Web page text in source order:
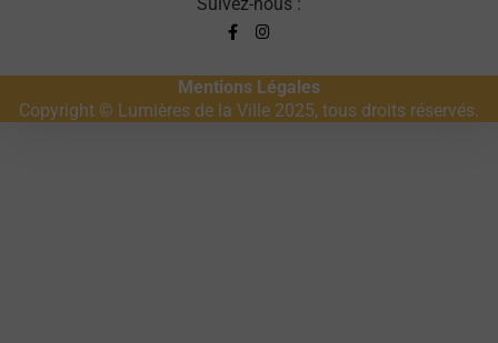
Mentions Légales
Copyright © Lumières de la Ville 2025, tous droits réservés.